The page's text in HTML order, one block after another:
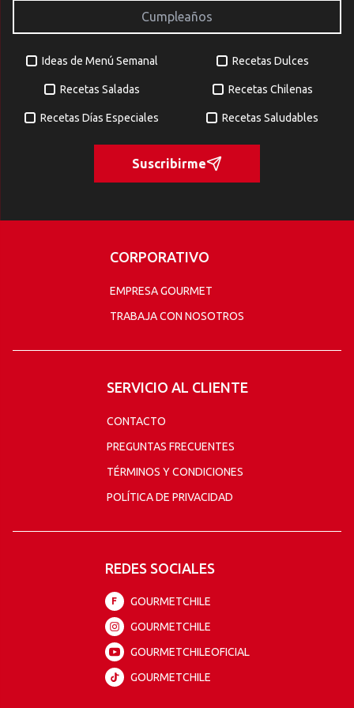
Ideas de Menú Semanal Recetas Dulces
Recetas Saladas Recetas Chilenas
Recetas Días Especiales Recetas Saludables
Suscribirme
CORPORATIVO
EMPRESA GOURMET
TRABAJA CON NOSOTROS
SERVICIO AL CLIENTE
CONTACTO
PREGUNTAS FRECUENTES
TÉRMINOS Y CONDICIONES
POLÍTICA DE PRIVACIDAD
REDES SOCIALES
F
GOURMETCHILE
GOURMETCHILE
GOURMETCHILEOFICIAL
GOURMETCHILE